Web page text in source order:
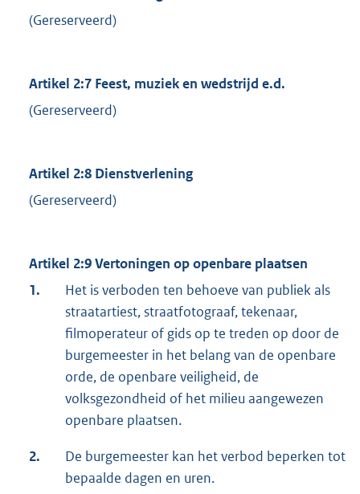
(Gereserveerd)
Artikel 2:7 Feest, muziek en wedstrijd e.d.
(Gereserveerd)
Artikel 2:8 Dienstverlening
(Gereserveerd)
Artikel 2:9 Vertoningen op openbare plaatsen
1.
Het is verboden ten behoeve van publiek als
straatartiest, straatfotograaf, tekenaar,
filmoperateur of gids op te treden op door de
burgemeester in het belang van de openbare
orde, de openbare veiligheid, de
volksgezondheid of het milieu aangewezen
openbare plaatsen.
2.
De burgemeester kan het verbod beperken tot
bepaalde dagen en uren.